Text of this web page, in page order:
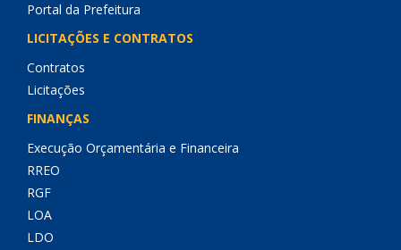
Portal da Prefeitura
LICITAÇÕES E CONTRATOS
Contratos
Licitações
FINANÇAS
Execução Orçamentária e Financeira
RREO
RGF
LOA
LDO